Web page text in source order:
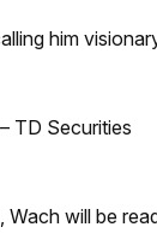
him
TD Securities
will be